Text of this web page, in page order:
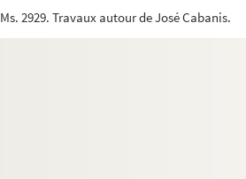
Ms. 2929. Travaux autour de José Cabanis.